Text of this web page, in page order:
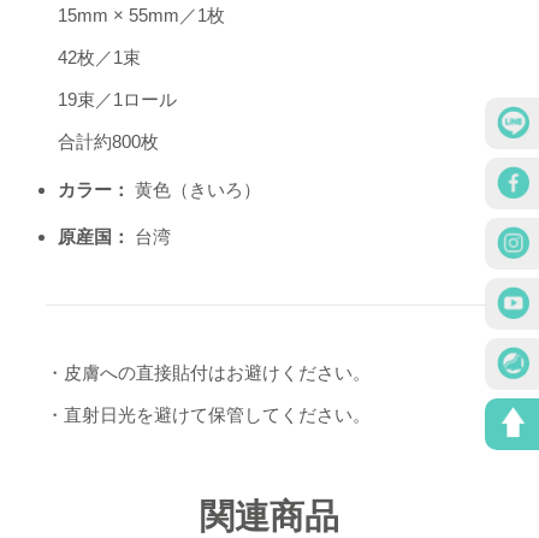
15mm × 55mm／1枚
42枚／1束
19束／1ロール
合計約800枚
カラー： 黄色（きいろ）
原産国： 台湾
・皮膚への直接貼付はお避けください。
・直射日光を避けて保管してください。
関連商品